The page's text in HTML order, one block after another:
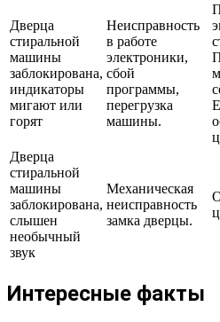
Дверца
стиральной
машины
заблокирована,
индикаторы
мигают или
горят
Неисправность
в работе
электроники,
сбой
программы,
перегрузка
машины.
Дверца
стиральной
машины
заблокирована,
слышен
необычный
звук
Механическая
неисправность
замка дверцы.
Интересные факты